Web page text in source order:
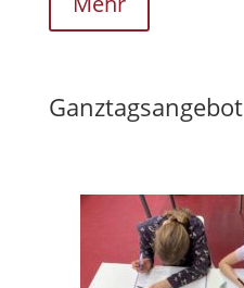
Ganztagsangebot